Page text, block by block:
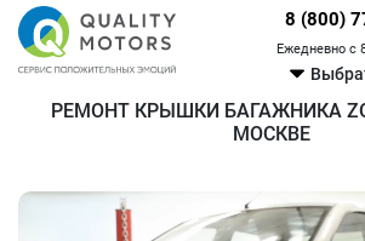
8 (800)
Ежедневно с
РЕМОНТ КРЫШКИ БАГАЖНИКА
МОСКВЕ